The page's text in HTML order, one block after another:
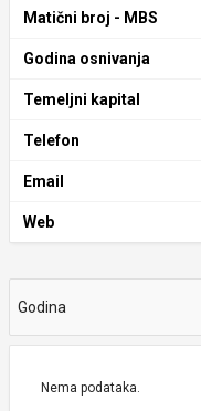
Matični broj - MBS
Godina osnivanja
Temeljni kapital
Telefon
Email
Web
Godina
Nema podataka.